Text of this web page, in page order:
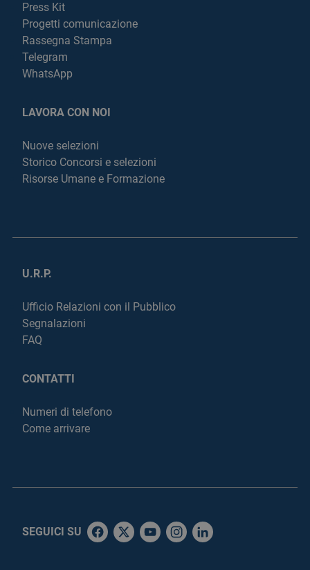
Press Kit
Progetti comunicazione
Rassegna Stampa
Telegram
WhatsApp
LAVORA CON NOI
Nuove selezioni
Storico Concorsi e selezioni
Risorse Umane e Formazione
U.R.P.
Ufficio Relazioni con il Pubblico
Segnalazioni
FAQ
CONTATTI
Numeri di telefono
Come arrivare
SEGUICI SU